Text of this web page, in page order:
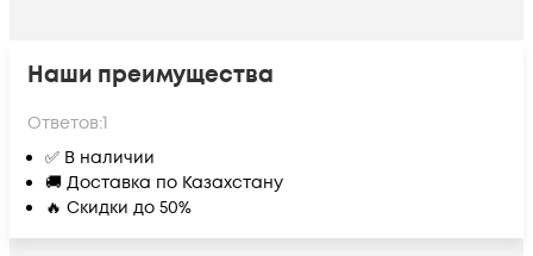
Наши преимущества
Ответов:1
✅ В наличии
🚚 Доставка по Казахстану
🔥 Скидки до 50%